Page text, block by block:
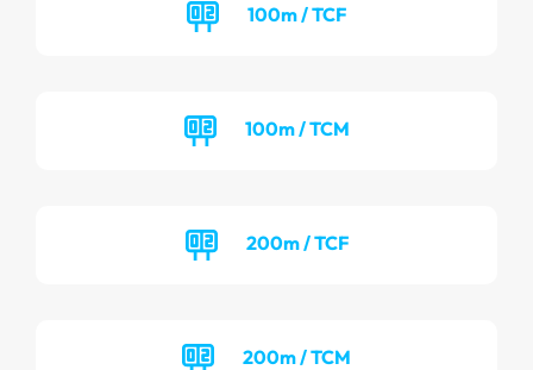
100m / TCF
100m / TCM
200m / TCF
200m / TCM